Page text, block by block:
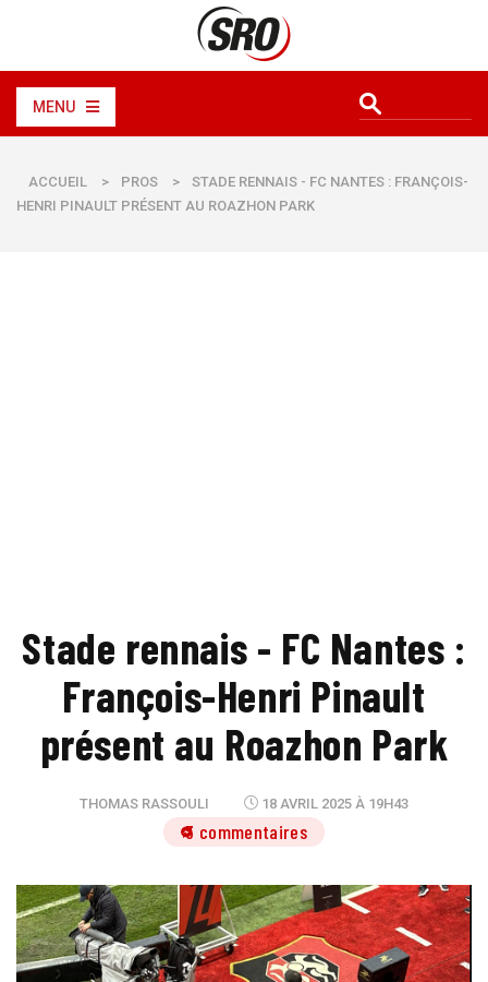
MENU
ACCUEIL > PROS >
STADE RENNAIS - FC NANTES : FRANÇOIS-
HENRI PINAULT PRÉSENT AU ROAZHON PARK
Stade rennais - FC Nantes :
François-Henri Pinault
présent au Roazhon Park
THOMAS RASSOULI 18 AVRIL 2025 À 19H43
3 commentaires